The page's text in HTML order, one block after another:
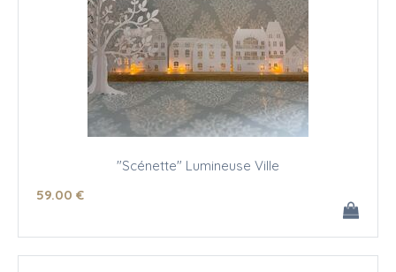
"Scénette" Lumineuse Ville
59.00 €